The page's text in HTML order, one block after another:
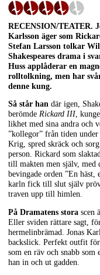
RECENSION/TEATER.
Karlsson äger som
Stefan Larsson tolkar
Shakespeares drama i
Huss applåderar en
rolltolkning, men har
denne kung.
Så står han där igen,
berömde Rickard III,
likhet med sina andra och
”kollegor” från tiden under
Krig, spred skräck och
person. Rickard som
till makten men själv, med
bevingade orden ”En
karln fick till slut själv
traven upp till himlen.
På Dramatens stora scen
Eller sviden rättare sagt,
hermelinbrämad. Jonas
backslick. Perfekt outfit
som en räv och snabb
han in och ut gadden.